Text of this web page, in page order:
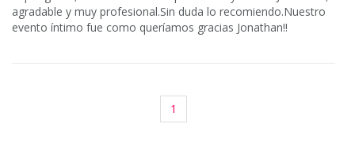
agradable y muy profesional.Sin duda lo recomiendo.Nuestro
evento íntimo fue como queríamos gracias Jonathan!!
1